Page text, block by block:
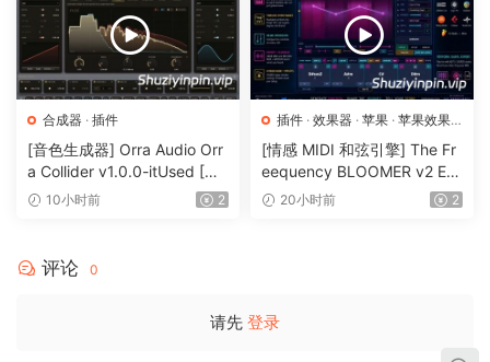
setup for a comprehensive guitar processing solution.
from nfo:
(64-bit: VST2, VST3, AAX)
Install & replace with patched.
https://www.kuassa.com/products/efektor-echolyte-delay/
合成器 · 插件
[音色生成器] Orra Audio Orr
a Collider v1.0.0-itUsed [Wi
N]（5.12MB）
10小时前 2
插件 · 效果器 · 苹果 · 苹果效果
器
[情感 MIDI 和弦引擎] The Fr
eequency BLOOMER v2 Em
otional Chord Engine [WiN,
20小时前 2
评论 0
请先 登录